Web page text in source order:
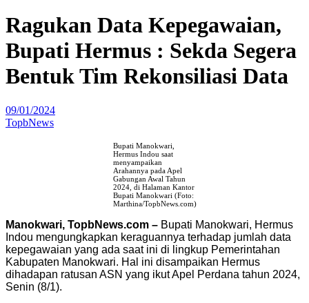
Ragukan Data Kepegawaian,
Bupati Hermus : Sekda Segera
Bentuk Tim Rekonsiliasi Data
09/01/2024
TopbNews
Bupati Manokwari,
Hermus Indou saat
menyampaikan
Arahannya pada Apel
Gabungan Awal Tahun
2024, di Halaman Kantor
Bupati Manokwari (Foto:
Marthina/TopbNews.com)
Manokwari, TopbNews.com – Bupati Manokwari, Hermus
Indou mengungkapkan keraguannya terhadap jumlah data
kepegawaian yang ada saat ini di lingkup Pemerintahan
Kabupaten Manokwari. Hal ini disampaikan Hermus
dihadapan ratusan ASN yang ikut Apel Perdana tahun 2024,
Senin (8/1).